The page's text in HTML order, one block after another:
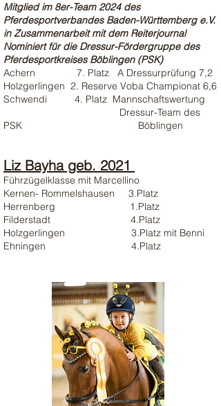
Mitglied im 8er-Team 2024 des
Pferdesportverbandes Baden-Württemberg e.V.
in Zusammenarbeit mit dem Reiterjournal
Nominiert für die Dressur-Fördergruppe des
Pferdesportkreises Böblingen (PSK)
Achern 7. Platz A Dressurprüfung 7,2
Holzgerlingen 2. Reserve Voba Championat 6,6
Schwendi 4. Platz Mannschaftswertung
Dressur-Team des
PSK Böblingen
Liz Bayha geb. 2021
Führzügelklasse mit Marcellino
Kernen- Rommelshausen 3.Platz
Herrenberg 1.Platz
Filderstadt 4.Platz
Holzgerlingen 3.Platz mit Benni
Ehningen 4.Platz